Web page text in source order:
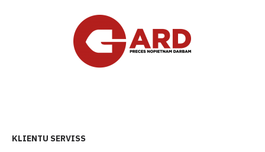
KLIENTU SERVISS